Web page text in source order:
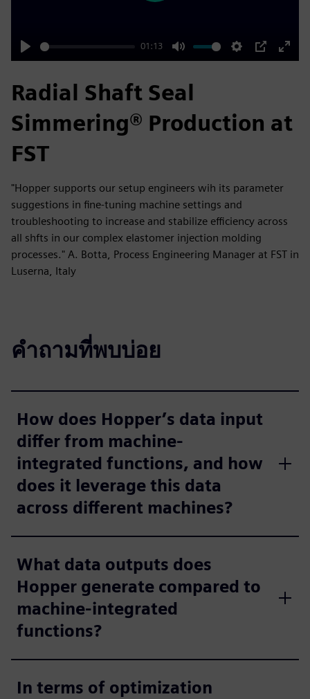
Play
01:13
Mute Settings
PIP
Enter
Radial Shaft Seal
Simmering® Production at
FST
"Hopper supports our setup engineers wih its parameter
suggestions in fine-tuning machine settings and
troubleshooting to increase and stabilize efficiency across
all shfts in our complex elastomer injection molding
processes." A. Botta, Process Engineering Manager at FST in
Luserna, Italy
คำถามที่พบบ่อย
How does Hopper’s data input
differ from machine-
integrated functions, and how
does it leverage this data
across different machines?
What data outputs does
Hopper generate compared to
machine-integrated
functions?
In terms of optimization